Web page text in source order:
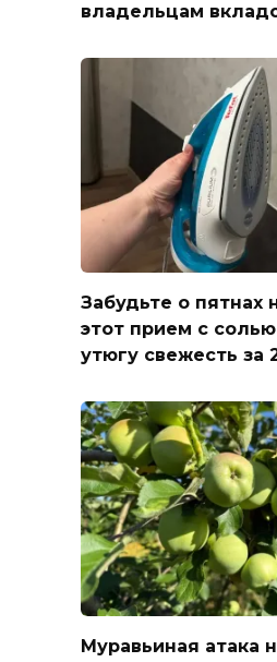
владельцам
Забудьте о пятнах
этот прием с
утюгу свежесть за
Муравьиная атака